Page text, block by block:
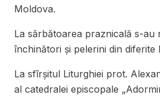
Moldova.
La sărbătoarea praznicală s-au
închinători și pelerini din diferite
La sfîrșitul Liturghiei prot.
al catedralei episcopale